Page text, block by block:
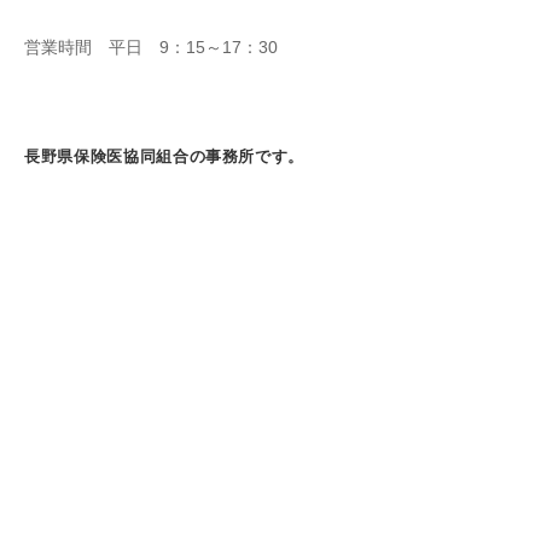
営業時間 平日 9：15～17：30
長野県保険医協同組合の事務所です。